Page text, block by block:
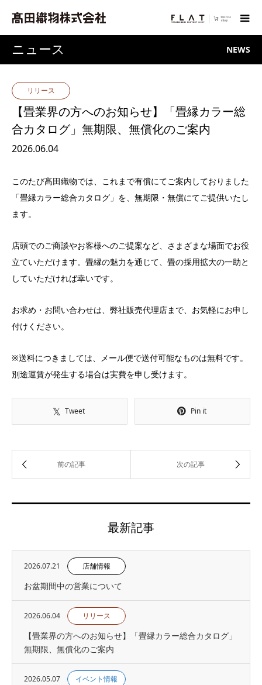
ニュース NEWS
リリース
【畳業界の方へのお知らせ】「畳縁カラー総
合カタログ」無期限、無償化のご案内
2026.06.04
このたび髙田織物では、これまで有償にてご案内しておりました
「畳縁カラー総合カタログ」を、 無期限・無償にてご提供いたし
ます。
店頭でのご商談やお客様へのご提案など、さまざまな場面でお役
立ていただけます。畳縁の魅力を通じて、畳の採用拡大の一助と
していただければ幸いです。
お求め・お問い合わせは、弊社販売代理店まで、お気軽にお申し
付けください。
※送料につきましては、メール便で送付可能なものは無料です。
別途運賃が発生する場合は実費を申し受けます。
Tweet Pin it
最新記事
2026.07.21 店舗情報
お盆期間中の営業について
2026.06.04 リリース
【畳業界の方へのお知らせ】「畳縁カラー総合カタログ」
無期限、無償化のご案内
2026.05.07 イベント情報